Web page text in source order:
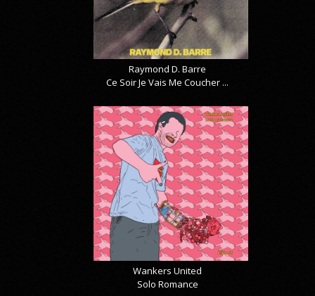
Raymond D. Barre
Ce Soir Je Vais Me Coucher ...
Wankers United
Solo Romance